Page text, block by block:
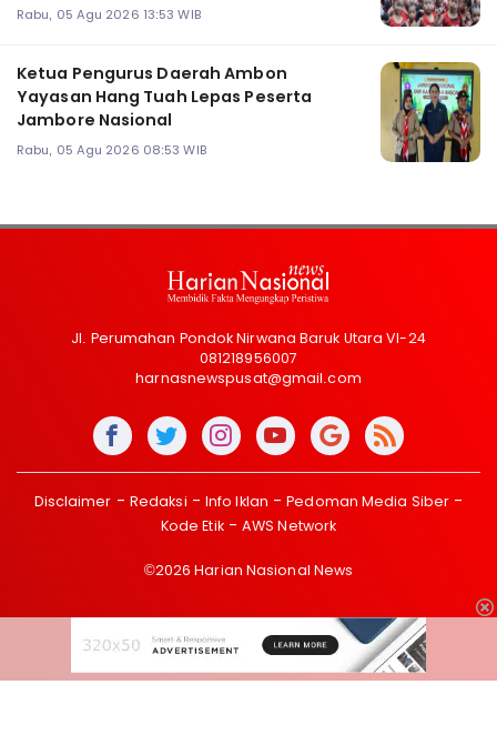
Rabu, 05 Agu 2026 13:53 WIB
Ketua Pengurus Daerah Ambon
Yayasan Hang Tuah Lepas Peserta
Jambore Nasional
Rabu, 05 Agu 2026 08:53 WIB
Jl. Perumahan Pondok Nirwana Baruk Utara VI-24
081218956007
harnasnewspusat@gmail.com
Disclaimer Redaksi Info Iklan
Pedoman Media Siber
Kode Etik
AWS Network
©2026 Harian Nasional News